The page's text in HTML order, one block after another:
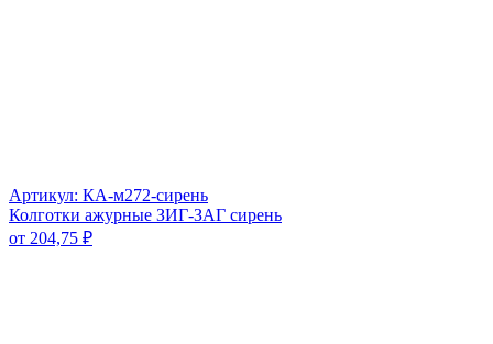
Артикул: КА-м272-сирень
Колготки ажурные ЗИГ-ЗАГ сирень
от 204,75 ₽